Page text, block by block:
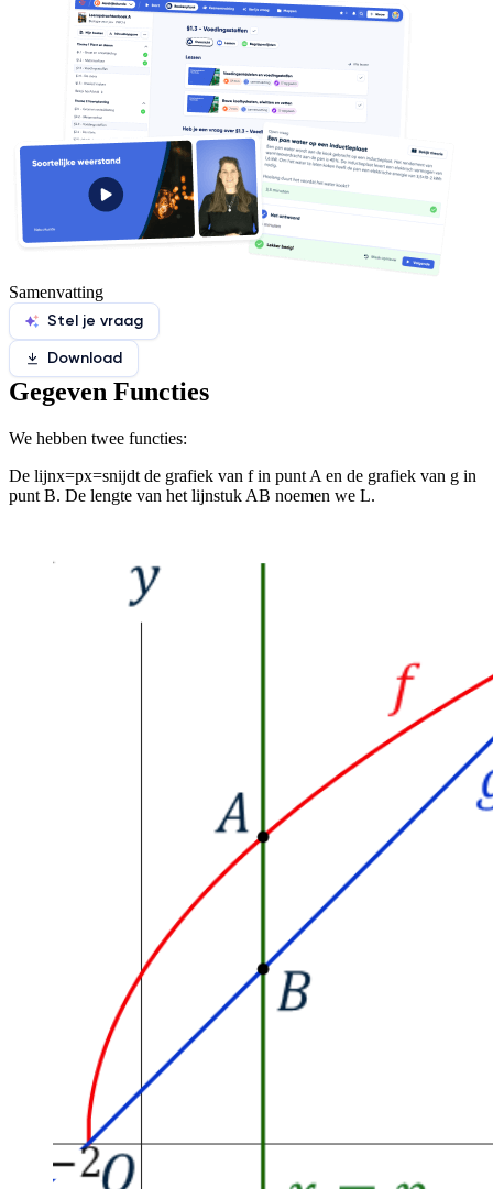
Samenvatting
Stel je vraag
Download
Gegeven Functies
We hebben twee functies:
De lijnx=px=snijdt de grafiek van f in punt A en de grafiek van g in
punt B. De lengte van het lijnstuk AB noemen we L.